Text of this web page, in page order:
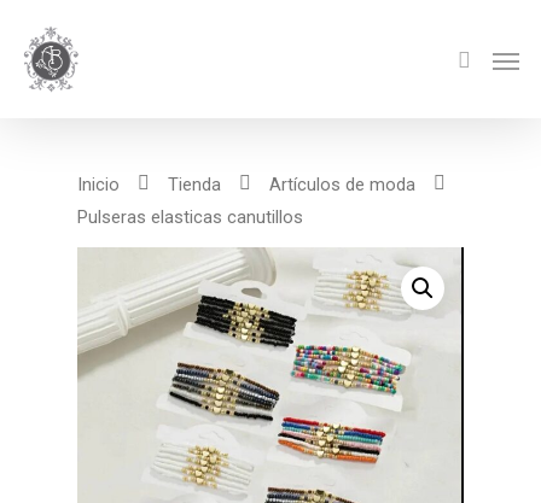
Inicio Tienda
Artículos de moda
Pulseras elasticas canutillos